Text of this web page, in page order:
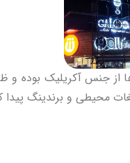
جنس آکریلیک بوده و
محیطی و برندینگ پیدا